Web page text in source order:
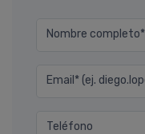
Nombre
Email* (ej.
Teléfono